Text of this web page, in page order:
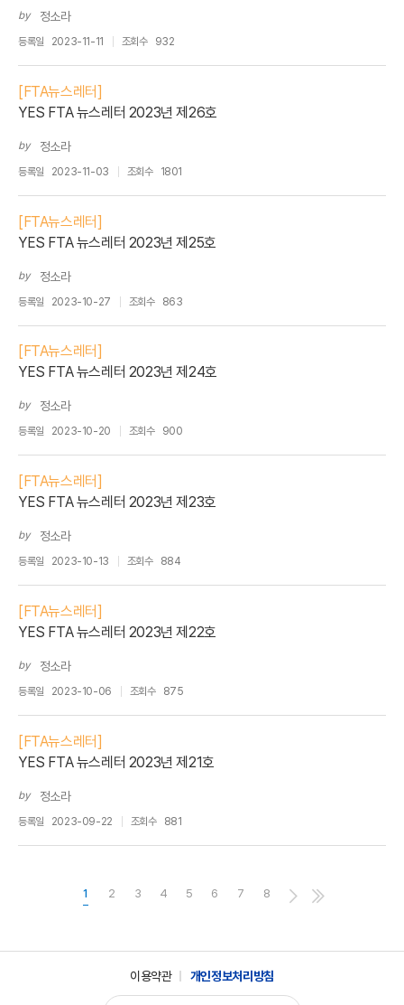
by 정소라
등록일 2023-11-11 조회수 932
[FTA뉴스레터]
YES FTA 뉴스레터 2023년 제26호
by 정소라
등록일 2023-11-03 조회수 1801
[FTA뉴스레터]
YES FTA 뉴스레터 2023년 제25호
by 정소라
등록일 2023-10-27 조회수 863
[FTA뉴스레터]
YES FTA 뉴스레터 2023년 제24호
by 정소라
등록일 2023-10-20 조회수 900
[FTA뉴스레터]
YES FTA 뉴스레터 2023년 제23호
by 정소라
등록일 2023-10-13 조회수 884
[FTA뉴스레터]
YES FTA 뉴스레터 2023년 제22호
by 정소라
등록일 2023-10-06 조회수 875
[FTA뉴스레터]
YES FTA 뉴스레터 2023년 제21호
by 정소라
등록일 2023-09-22 조회수 881
1 2 3 4 5 6 7 8
이용약관 개인정보처리방침